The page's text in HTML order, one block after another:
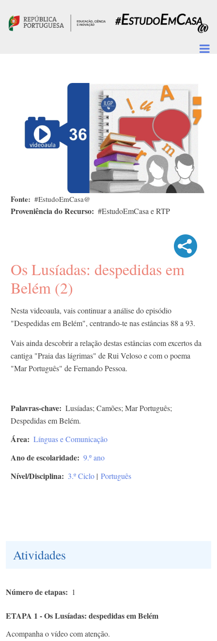
Fonte #EstudoEmCasa@
Proveniência do Recurso #EstudoEmCasa e RTP
Os Lusíadas: despedidas em
Belém (2)
Nesta videoaula, vais continuar a análise do episódio
"Despedidas em Belém", centrando-te nas estâncias 88 a 93.
Vais ainda descobrir a relação destas estâncias com excertos da
cantiga "Praia das lágrimas" de Rui Veloso e com o poema
"Mar Português" de Fernando Pessoa.
Palavras-chave
Lusíadas; Camões; Mar Português;
Despedidas em Belém.
Área Línguas e Comunicação
Ano de escolaridade 9.º ano
Nível/Disciplina 3.º Ciclo | Português
Atividades
Número de etapas 1
ETAPA 1 - Os Lusíadas: despedidas em Belém
Acompanha o vídeo com atenção.